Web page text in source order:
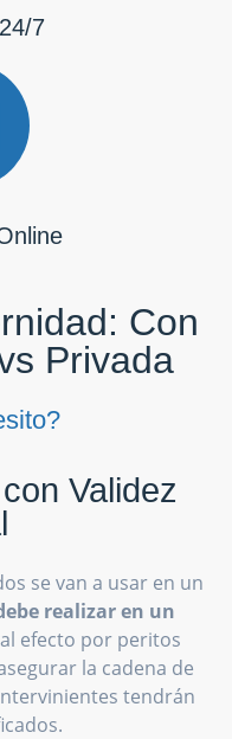
7
Con
Privada
Validez
se van a usar en un
realizar en un
efecto por peritos
la cadena de
tendrán